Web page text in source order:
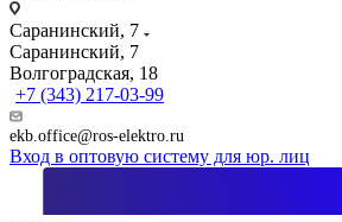
Саранинский, 7
Саранинский, 7
Волгоградская, 18
+7 (343) 217-03-99
ekb.office@ros-elektro.ru
Вход в оптовую систему для юр. лиц